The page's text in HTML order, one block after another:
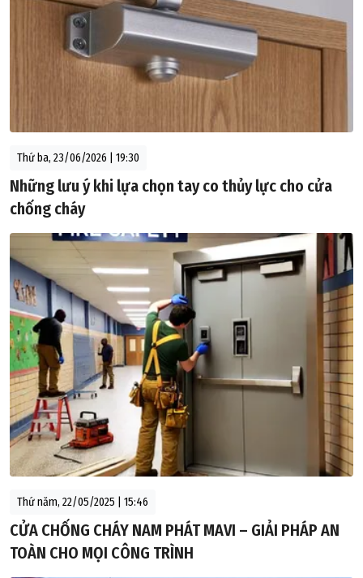
Thứ ba, 23/06/2026 | 19:30
Những lưu ý khi lựa chọn tay co thủy lực cho cửa
chống cháy
Thứ năm, 22/05/2025 | 15:46
CỬA CHỐNG CHÁY NAM PHÁT MAVI – GIẢI PHÁP AN
TOÀN CHO MỌI CÔNG TRÌNH